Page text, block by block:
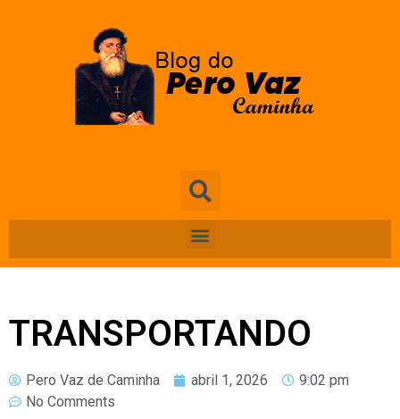
TRANSPORTANDO
Pero Vaz de Caminha abril 1, 2026
9:02 pm
No Comments